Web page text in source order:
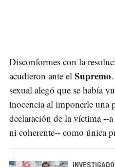
Disconformes con la
acudieron ante el Supremo
sexual alegó que se había
inocencia al imponerle una
declaración de la víctima --
ni coherente-- como única